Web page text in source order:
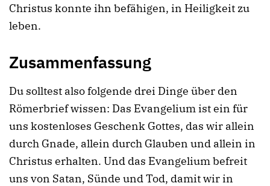
Christus konnte ihn befähigen, in Heiligkeit zu
leben.
Zusammenfassung
Du solltest also folgende drei Dinge über den
Römerbrief wissen: Das Evangelium ist ein für
uns kostenloses Geschenk Gottes, das wir allein
durch Gnade, allein durch Glauben und allein in
Christus erhalten. Und das Evangelium befreit
uns von Satan, Sünde und Tod, damit wir in